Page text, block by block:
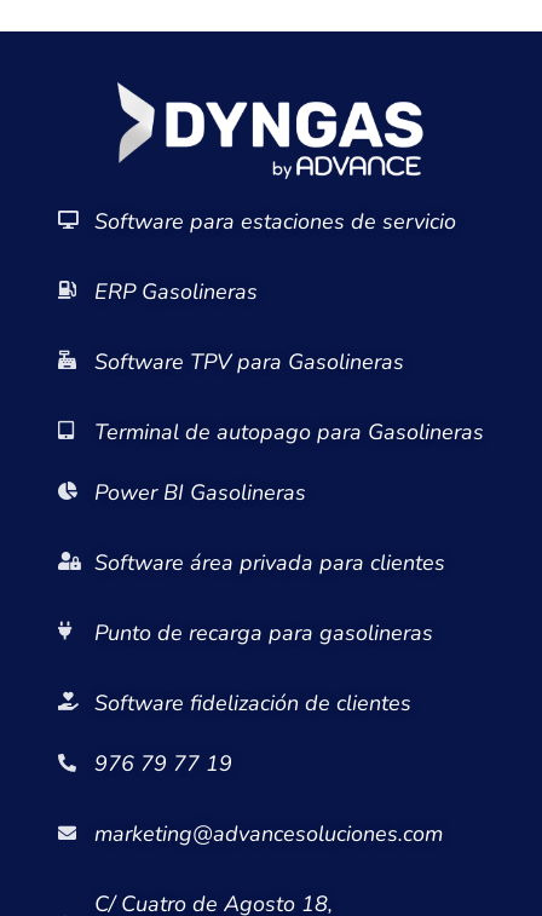
Software para estaciones de servicio
ERP Gasolineras
Software TPV para Gasolineras
Terminal de autopago para Gasolineras
Power BI Gasolineras
Software área privada para clientes
Punto de recarga para gasolineras
Software fidelización de clientes
976 79 77 19
marketing@advancesoluciones.com
C/ Cuatro de Agosto 18,